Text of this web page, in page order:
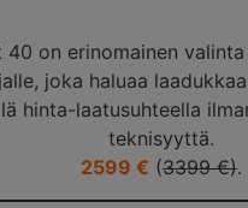
40 on erinomainen
joka haluaa
hinta-laatusuhteella
teknisyyttä.
2599 € (3399 €).